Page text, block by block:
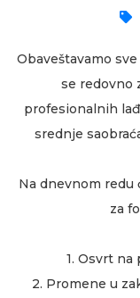
Obaveštavamo
se redovno
profesionalnih
srednje
Na dnevnom redu
za
1. Osvrt
2. Promene u